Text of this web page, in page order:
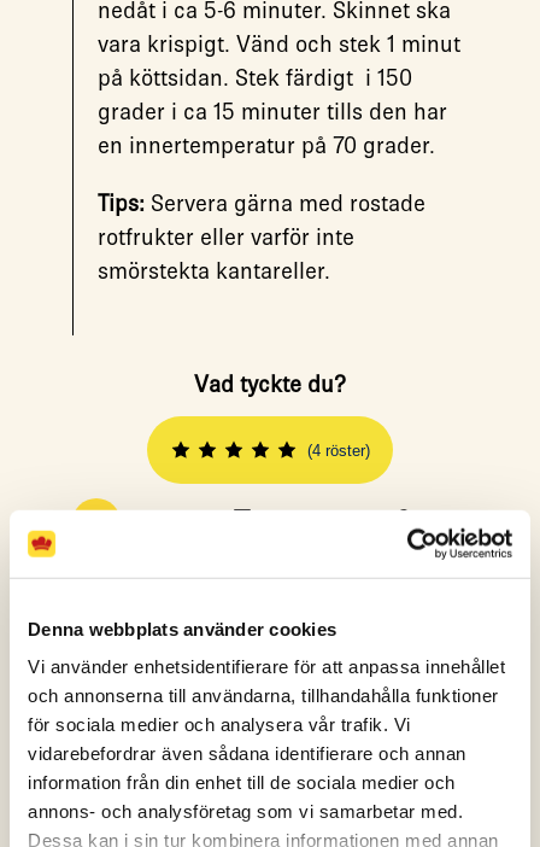
Denna webbplats använder cookies
Vi använder enhetsidentifierare för att anpassa innehållet
och annonserna till användarna, tillhandahålla funktioner
för sociala medier och analysera vår trafik. Vi
vidarebefordrar även sådana identifierare och annan
information från din enhet till de sociala medier och
annons- och analysföretag som vi samarbetar med.
Dessa kan i sin tur kombinera informationen med annan
nedåt i ca 5-6 minuter. Skinnet ska
vara krispigt. Vänd och stek 1 minut
på köttsidan. Stek färdigt i 150
grader i ca 15 minuter tills den har
en innertemperatur på 70 grader.
Tips: Servera gärna med rostade
rotfrukter eller varför inte
smörstekta kantareller.
Vad tyckte du?
(4 röster)
Dela
FLER RECEPT